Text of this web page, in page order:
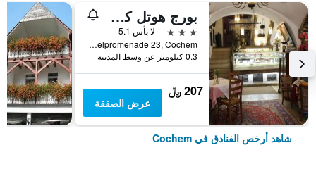
بورج هوتل كوخيم
3 نجوم
لا بأس 5.1
Moselpromenade 23, Cochem, راينلند بالاتينات, ألمانيا
0.3 كيلومتر عن وسط المدينة
207 ﷼
عرض الصفقة
شاهد أرخص الفنادق في Cochem